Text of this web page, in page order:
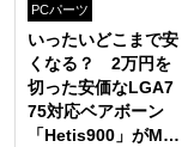
PCパーツ
いったいどこまで安
くなる？ 2万円を
切った安価なLGA7
75対応ベアボーン
「Hetis900」がMSI